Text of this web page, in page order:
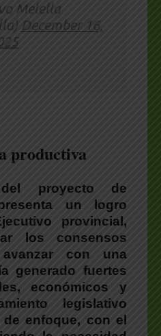
Melella
December 16,
productiva
proyecto de
un logro
provincial,
los consensos
con una
generado fuertes
económicos y
legislativo
enfoque, con el